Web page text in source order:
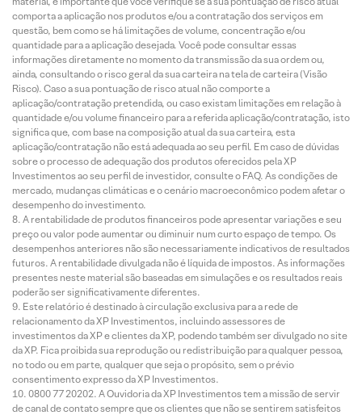
comporta a aplicação nos produtos e/ou a contratação dos serviços em
questão, bem como se há limitações de volume, concentração e/ou
quantidade para a aplicação desejada. Você pode consultar essas
informações diretamente no momento da transmissão da sua ordem ou,
ainda, consultando o risco geral da sua carteira na tela de carteira (Visão
Risco). Caso a sua pontuação de risco atual não comporte a
aplicação/contratação pretendida, ou caso existam limitações em relação à
quantidade e/ou volume financeiro para a referida aplicação/contratação, isto
significa que, com base na composição atual da sua carteira, esta
aplicação/contratação não está adequada ao seu perfil. Em caso de dúvidas
sobre o processo de adequação dos produtos oferecidos pela XP
Investimentos ao seu perfil de investidor, consulte o FAQ. As condições de
mercado, mudanças climáticas e o cenário macroeconômico podem afetar o
desempenho do investimento.
A rentabilidade de produtos financeiros pode apresentar variações e seu
preço ou valor pode aumentar ou diminuir num curto espaço de tempo. Os
desempenhos anteriores não são necessariamente indicativos de resultados
futuros. A rentabilidade divulgada não é líquida de impostos. As informações
presentes neste material são baseadas em simulações e os resultados reais
poderão ser significativamente diferentes.
Este relatório é destinado à circulação exclusiva para a rede de
relacionamento da XP Investimentos, incluindo assessores de
investimentos da XP e clientes da XP, podendo também ser divulgado no site
da XP. Fica proibida sua reprodução ou redistribuição para qualquer pessoa,
no todo ou em parte, qualquer que seja o propósito, sem o prévio
consentimento expresso da XP Investimentos.
0800 77 20202. A Ouvidoria da XP Investimentos tem a missão de servir
de canal de contato sempre que os clientes que não se sentirem satisfeitos